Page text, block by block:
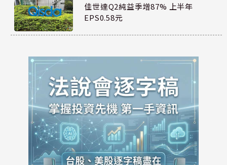
佳世達Q2純益季增87% 上半年
EPS0.58元